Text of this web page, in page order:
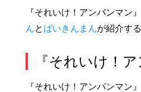
『それいけ！アンパンマン
んと ばいきんまんが紹介す
『それいけ！
『それいけ！アンパンマン